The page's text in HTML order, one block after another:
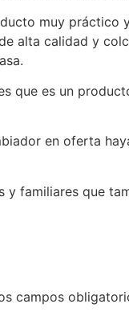
muy
alta calidad y
que es un
en oferta
familiares que
campos